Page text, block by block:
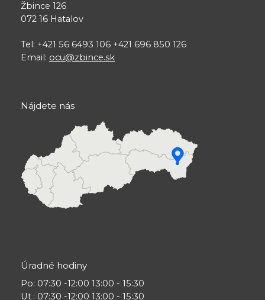
Žbince 126
072 16 Hatalov
Tel: +421 56 6493 106 +421 696 850 126
Email: ocu@zbince.sk
Nájdete nás
Úradné hodiny
Po
Ut
: 07:30 -12:00 13:00 - 15:30
: 07:30 -12:00 13:00 - 15:30